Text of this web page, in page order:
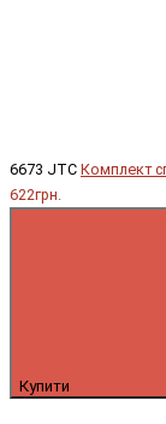
6673 JTC Комплект
622грн.
Купити